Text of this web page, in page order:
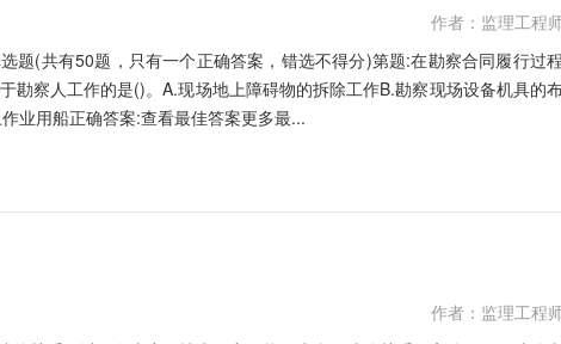
作者：监理工程
题(共有50题，只有一个正确答案，错选不得分)第题:在勘察合同履行过程
勘察人工作的是()。A.现场地上障碍物的拆除工作B.勘察现场设备机具的
业用船正确答案:查看最佳答案更多最...
作者：监理工程